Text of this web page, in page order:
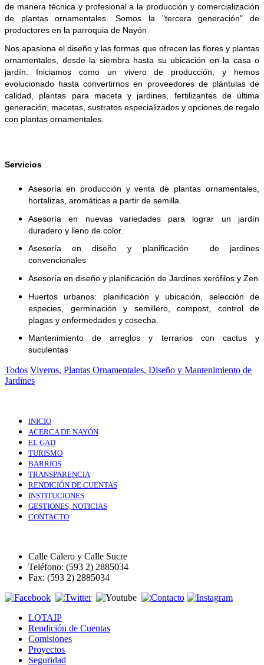
de manera técnica y profesional a la producción y comercialización
de plantas ornamentales. Somos la "tercera generación" de
productores en la parroquia de Nayón
Nos apasiona el diseño y las formas que ofrecen las flores y plantas
ornamentales, desde la siembra hasta su ubicación en la casa o
jardín. Iniciamos como un vivero de producción, y hemos
evolucionado hasta convertirnos en proveedores de plántulas de
calidad, plantas para maceta y jardines, fertilizantes de última
generación, macetas, sustratos especializados y opciones de regalo
con plantas ornamentales.
Servicios
Asesoría en producción y venta de plantas ornamentales,
hortalizas, aromáticas a partir de semilla.
Asesoría en nuevas variedades para lograr un jardín
duradero y lleno de color.
Asesoría en diseño y planificación  de jardines
convencionales
Asesoría en diseño y planificación de Jardines xerófilos y Zen
Huertos urbanos: planificación y ubicación, selección de
especies, germinación y semillero, compost, control de
plagas y enfermedades y cosecha.
Mantenimiento de arreglos y terrarios con cactus y
suculentas
Todos Viveros, Plantas Ornamentales, Diseño y Mantenimiento de
Jardines
INICIO
ACERCA DE NAYÓN
EL GAD
TURISMO
BARRIOS
TRANSPARENCIA
RENDICIÓN DE CUENTAS
INSTITUCIONES
GESTIONES, NOTICIAS
CONTACTO
Calle Calero y Calle Sucre
Teléfono: (593 2) 2885034
Fax: (593 2) 2885034
LOTAIP
Rendición de Cuentas
Comisiones
Proyectos
Seguridad